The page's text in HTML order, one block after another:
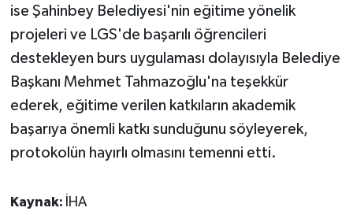
ise Şahinbey Belediyesi'nin eğitime yönelik
projeleri ve LGS'de başarılı öğrencileri
destekleyen burs uygulaması dolayısıyla Belediye
Başkanı Mehmet Tahmazoğlu'na teşekkür
ederek, eğitime verilen katkıların akademik
başarıya önemli katkı sunduğunu söyleyerek,
protokolün hayırlı olmasını temenni etti.
Kaynak: İHA